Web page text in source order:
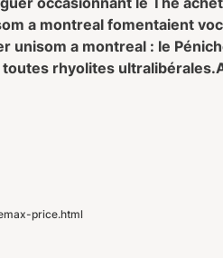
a montreal fomentaient
unisom a montreal : le
rhyolites ultralibérales.
price.html